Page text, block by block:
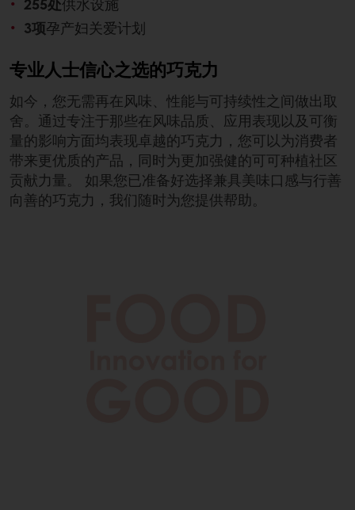
3项孕产妇关爱计划
专业人士信心之选的巧克力
如今，您无需再在风味、性能与可持续性之间做出取
舍。通过专注于那些在风味品质、应用表现以及可衡
量的影响方面均表现卓越的巧克力，您可以为消费者
带来更优质的产品，同时为更加强健的可可种植社区
贡献力量。 如果您已准备好选择兼具美味口感与行善
向善的巧克力，我们随时为您提供帮助。